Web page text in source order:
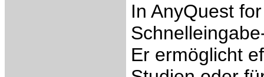
In AnyQuest
Er ermöglicht